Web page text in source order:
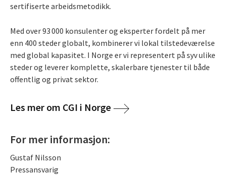
sertifiserte arbeidsmetodikk.
Med over 93 000 konsulenter og eksperter fordelt på mer
enn 400 steder globalt, kombinerer vi lokal tilstedeværelse
med global kapasitet. I Norge er vi representert på syv ulike
steder og leverer komplette, skalerbare tjenester til både
offentlig og privat sektor.
Les mer om CGI i Norge
For mer informasjon:
Gustaf Nilsson
Pressansvarig